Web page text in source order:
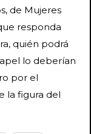
de Mujeres
responda
quién podrá
lo deberían
por el
la figura del